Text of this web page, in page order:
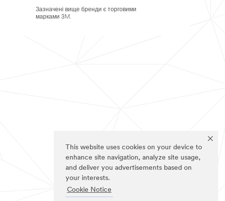
This website uses cookies on your device to
enhance site navigation, analyze site usage,
and deliver you advertisements based on
your interests.
Cookie Notice
Зазначені вище бренди є торговими
марками 3M.